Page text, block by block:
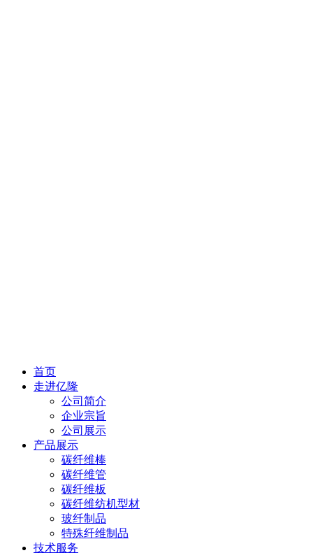
首页
走进亿隆
公司简介
企业宗旨
公司展示
产品展示
碳纤维棒
碳纤维管
碳纤维板
碳纤维纺机型材
玻纤制品
特殊纤维制品
技术服务